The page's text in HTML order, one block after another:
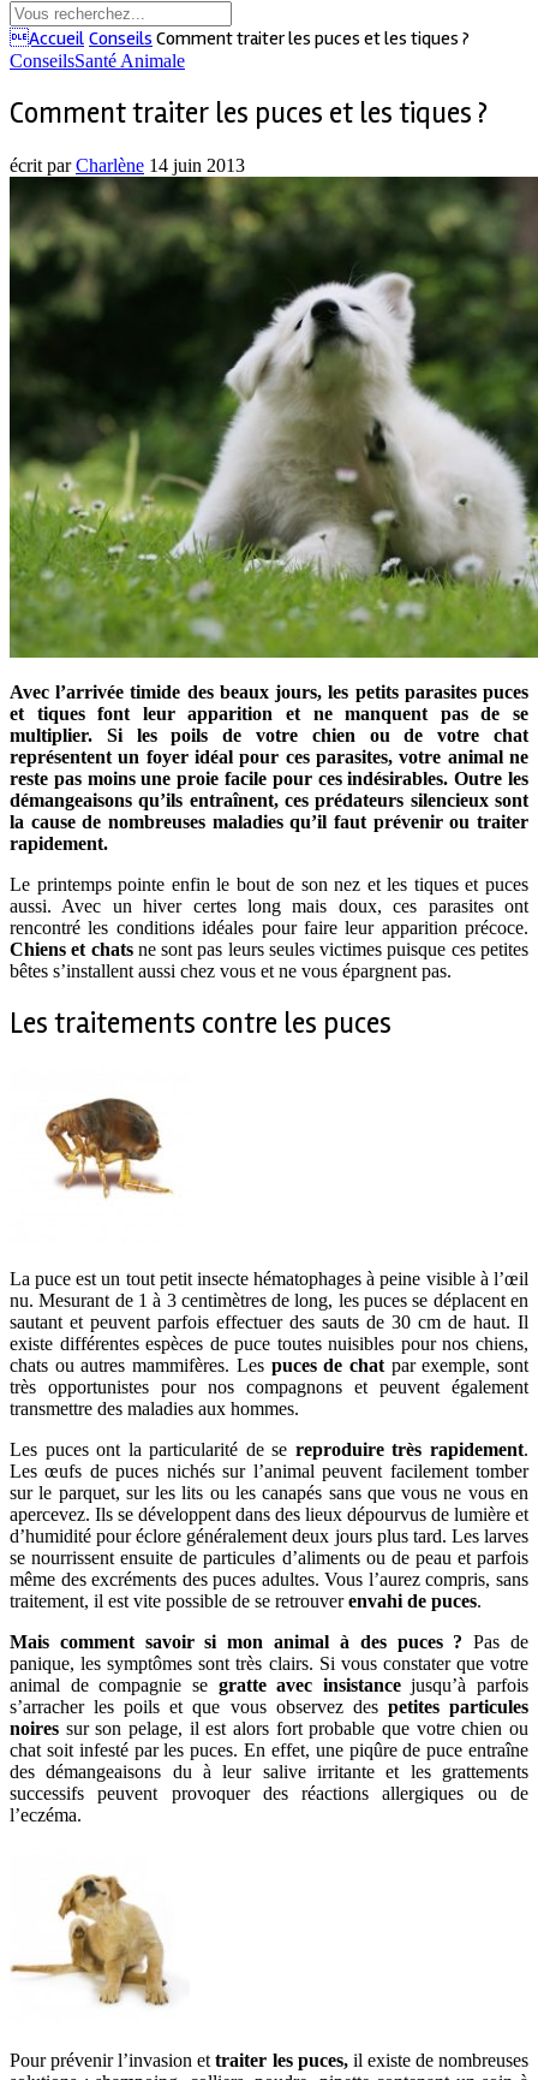
Accueil Conseils Comment traiter les puces et les tiques ?
ConseilsSanté Animale
Comment traiter les puces et les tiques ?
écrit parCharlène 14 juin 2013
Avec l’arrivée timide des beaux jours, les petits parasites puces
et tiques font leur apparition et ne manquent pas de se
multiplier. Si les poils de votre chien ou de votre chat
représentent un foyer idéal pour ces parasites, votre animal ne
reste pas moins une proie facile pour ces indésirables. Outre les
démangeaisons qu’ils entraînent, ces prédateurs silencieux sont
la cause de nombreuses maladies qu’il faut prévenir ou traiter
rapidement.
Le printemps pointe enfin le bout de son nez et les tiques et puces
aussi. Avec un hiver certes long mais doux, ces parasites ont
rencontré les conditions idéales pour faire leur apparition précoce.
Chiens et chatsne sont pas leurs seules victimes puisque ces petites
bêtes s’installent aussi chez vous et ne vous épargnent pas.
Les traitements contre les puces
La puce est un tout petit insecte hématophages à peine visible à l’œil
nu. Mesurant de 1 à 3 centimètres de long, les puces se déplacent en
sautant et peuvent parfois effectuer des sauts de 30 cm de haut. Il
existe différentes espèces de puce toutes nuisibles pour nos chiens,
chats ou autres mammifères. Les puces de chatpar exemple, sont
très opportunistes pour nos compagnons et peuvent également
transmettre des maladies aux hommes.
Les puces ont la particularité de se reproduire très rapidement.
Les œufs de puces nichés sur l’animal peuvent facilement tomber
sur le parquet, sur les lits ou les canapés sans que vous ne vous en
apercevez. Ils se développent dans des lieux dépourvus de lumière et
d’humidité pour éclore généralement deux jours plus tard. Les larves
se nourrissent ensuite de particules d’aliments ou de peau et parfois
même des excréments des puces adultes. Vous l’aurez compris, sans
traitement, il est vite possible de se retrouverenvahi de puces.
Mais comment savoir si mon animal à des puces ? Pas de
panique, les symptômes sont très clairs. Si vous constater que votre
animal de compagnie se gratte avec insistancejusqu’à parfois
s’arracher les poils et que vous observez des petites particules
noires sur son pelage, il est alors fort probable que votre chien ou
chat soit infesté par les puces. En effet, une piqûre de puce entraîne
des démangeaisons du à leur salive irritante et les grattements
successifs peuvent provoquer des réactions allergiques ou de
l’eczéma.
Pour prévenir l’invasion ettraiter les puces,il existe de nombreuses